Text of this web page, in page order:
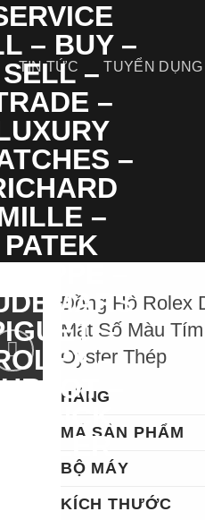
TIN TỨC TUYỂN DỤNG
Đồng Hồ Rolex
Mặt Số Màu
Oyster Thép
HÃNG
MÃ SẢN PHẨM
BỘ MÁY
KÍCH THƯỚC